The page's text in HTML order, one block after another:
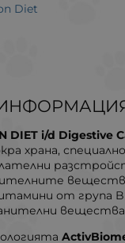
Diet
DIET i/d Digestive
храна,
от група B